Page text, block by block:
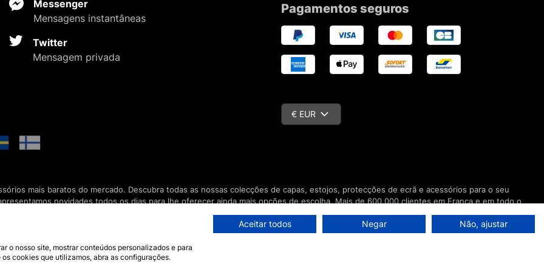
Messenger
Mensagens instantâneas
Twitter
Mensagem privada
Pagamentos seguros
€ EUR
mais baratos do mercado. Descubra todas as nossas colecções de capas, estojos, protecções de ecrã e acessórios para o seu
novidades todos os dias para lhe oferecer ainda mais opções de escolha. Mais de 600.000 clientes em França e em todo o
e Condições Gerais de Compra
o nosso site, mostrar conteúdos personalizados e para
cookies que utilizamos, abra as configurações.
Aceitar todos Negar Não, ajustar